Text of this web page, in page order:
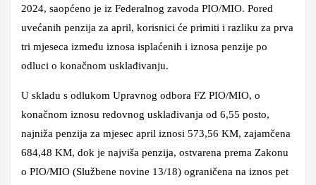
2024, saopćeno je iz Federalnog zavoda PIO/MIO. Pored
uvećanih penzija za april, korisnici će primiti i razliku za prva
tri mjeseca između iznosa isplaćenih i iznosa penzije po
odluci o konačnom usklađivanju.
U skladu s odlukom Upravnog odbora FZ PIO/MIO, o
konačnom iznosu redovnog usklađivanja od 6,55 posto,
najniža penzija za mjesec april iznosi 573,56 KM, zajamčena
684,48 KM, dok je najviša penzija, ostvarena prema Zakonu
o PIO/MIO (Službene novine 13/18) ograničena na iznos pet